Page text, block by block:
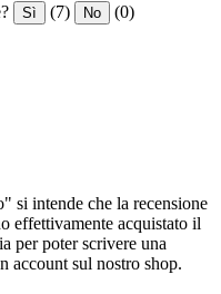
Sì (7) No (0)
si intende che la recensione
effettivamente acquistato il
per poter scrivere una
account sul nostro shop.